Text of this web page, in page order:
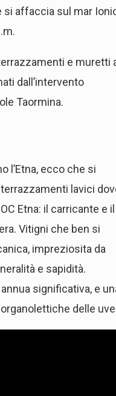
si affaccia sul mar
e muretti
dall’intervento
Taormina.
l’Etna, ecco che si
lavici
Etna: il carricante e il
Vitigni che ben si
impreziosita da
e sapidità.
significativa, e
delle